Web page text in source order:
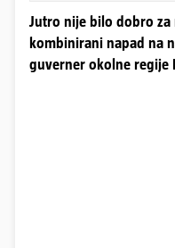
Jutro nije bilo dobro za
kombinirani napad na
guverner okolne regije